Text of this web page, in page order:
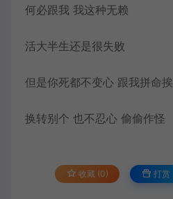
何必跟我 我这种无赖
活大半生还是很失败
但是你死都不变心 跟我拼命挨
换转别个 也不忍心 偷偷作怪
收藏 (0) 打赏